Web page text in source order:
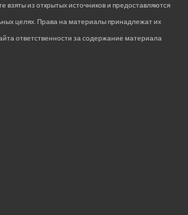
из открытых источников и предоставляются
целях. Права на материалы принадлежат их
ответственности за содержание материала